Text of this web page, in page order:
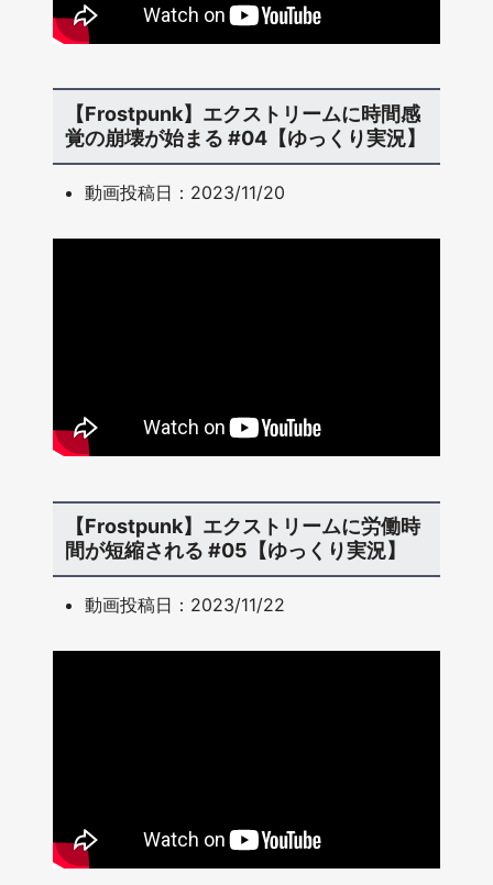
【Frostpunk】エクストリームに時間感
覚の崩壊が始まる #04【ゆっくり実況】
動画投稿日：2023/11/20
【Frostpunk】エクストリームに労働時
間が短縮される #05【ゆっくり実況】
動画投稿日：2023/11/22